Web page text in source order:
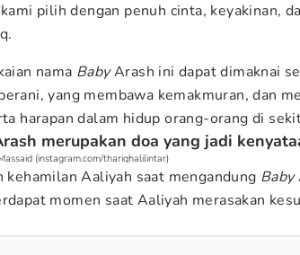
pilih dengan penuh cinta, keyakinan,
nama BabyArash ini dapat dimaknai
yang membawa kemakmuran, dan
harapan dalam hidup orang-orang di
merupakan doa yang jadi
(instagram.com/thariqhalilintar)
kehamilan Aaliyah saat mengandung Baby
momen saat Aaliyah merasakan